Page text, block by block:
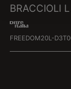
BRACCIOLI L
FREEDOM20L-